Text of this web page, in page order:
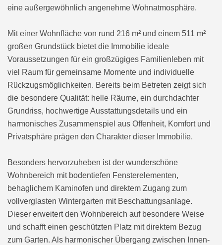
eine außergewöhnlich angenehme Wohnatmosphäre.
Mit einer Wohnfläche von rund 216 m² und einem 511 m²
großen Grundstück bietet die Immobilie ideale
Voraussetzungen für ein großzügiges Familienleben mit
viel Raum für gemeinsame Momente und individuelle
Rückzugsmöglichkeiten. Bereits beim Betreten zeigt sich
die besondere Qualität: helle Räume, ein durchdachter
Grundriss, hochwertige Ausstattungsdetails und ein
harmonisches Zusammenspiel aus Offenheit, Komfort und
Privatsphäre prägen den Charakter dieser Immobilie.
Besonders hervorzuheben ist der wunderschöne
Wohnbereich mit bodentiefen Fensterelementen,
behaglichem Kaminofen und direktem Zugang zum
vollverglasten Wintergarten mit Beschattungsanlage.
Dieser erweitert den Wohnbereich auf besondere Weise
und schafft einen geschützten Platz mit direktem Bezug
zum Garten. Als harmonischer Übergang zwischen Innen-